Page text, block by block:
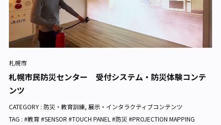
札幌市
札幌市民防災センター 受付システム・防災体験コンテ
ンツ
CATEGORY : 防災・教育訓練, 展示・インタラクティブコンテンツ
TAG : #教育 #SENSOR #TOUCH PANEL #防災 #PROJECTION MAPPING